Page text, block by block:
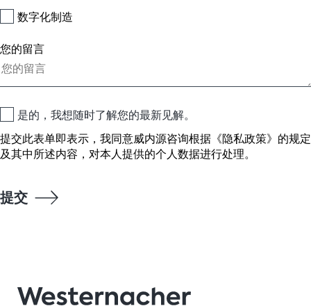
数字化制造
您的留言
是的，我想随时了解您的最新见解。
提交此表单即表示，我同意威内源咨询根据 《隐私政策》 的规定
及其中所述内容，对本人提供的个人数据进行处理。